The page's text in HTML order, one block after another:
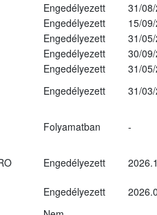
Engedélyezett
31/
Engedélyezett
15/
Engedélyezett
31/
Engedélyezett
30/
Engedélyezett
31/
Engedélyezett
31/
Folyamatban -
Engedélyezett
Engedélyezett